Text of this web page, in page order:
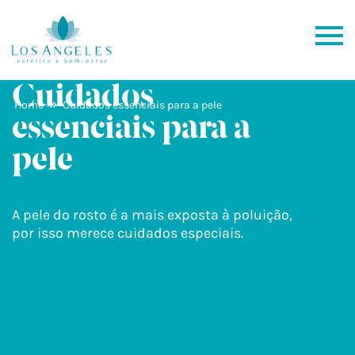
Home »Cuidados essenciais para a pele
Cuidados
essenciais para a
pele
A pele do rosto é a mais exposta à poluição,
por isso merece cuidados especiais.